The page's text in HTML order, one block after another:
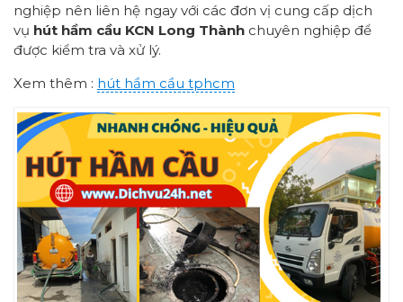
nghiệp nên liên hệ ngay với các đơn vị cung cấp dịch
vụ hút hầm cầu KCN Long Thành chuyên nghiệp để
được kiểm tra và xử lý.
Xem thêm : hút hầm cầu tphcm